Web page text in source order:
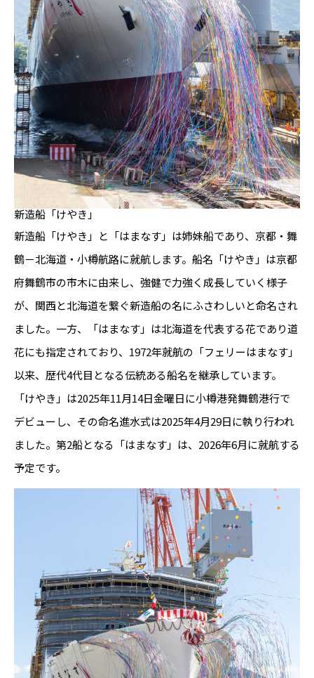
新造船「けやき」
新造船「けやき」と「はまなす」は姉妹船であり、京都・舞
鶴－北海道・小樽航路に就航します。船名「けやき」は京都
府舞鶴市の市木に由来し、強健で力強く成長していく様子
が、関西と北海道を繋ぐ新造船の名にふさわしいと命名され
ました。一方、「はまなす」は北海道を代表する花であり道
花にも指定されており、1972年就航の「フェリーはまなす」
以来、歴代4代目となる伝統ある船名を継承しています。
「けやき」は2025年11月14日金曜日に小樽港発舞鶴港行で
デビューし、その命名進水式は2025年4月29日に執り行われ
ました。第2船となる「はまなす」は、2026年6月に就航する
予定です。